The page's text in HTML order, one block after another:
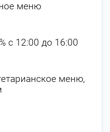
меню
с 12:00 до 16:00
меню,